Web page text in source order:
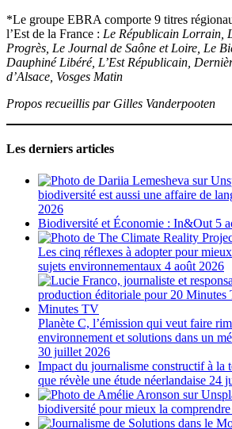
*Le groupe EBRA comporte 9 titres
l’Est de la France : Le Républicain Lorrain,
Progrès, Le Journal de Saône et Loire, Le
Dauphiné Libéré, L’Est Républicain,
d’Alsace, Vosges Matin
Propos recueillis par Gilles Vanderpooten
Les derniers articles
biodiversité est aussi une affaire de
2026
Biodiversité et Économie : In&Out 5
Les cinq réflexes à adopter pour
sujets environnementaux 4 août 2026
Planète C, l’émission qui veut faire
environnement et solutions dans un
30 juillet 2026
Impact du journalisme constructif à la
que révèle une étude néerlandaise 24
biodiversité pour mieux la comprendre